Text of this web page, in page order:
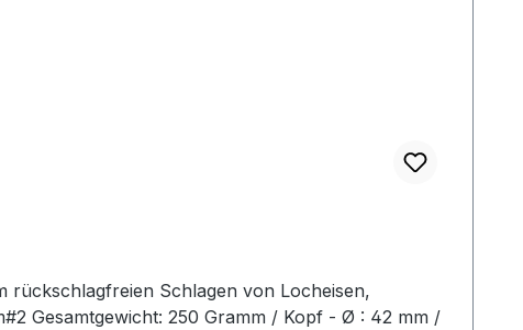
rückschlagfreien Schlagen von Locheisen,
Gesamtgewicht: 250 Gramm / Kopf - Ø : 42 mm /